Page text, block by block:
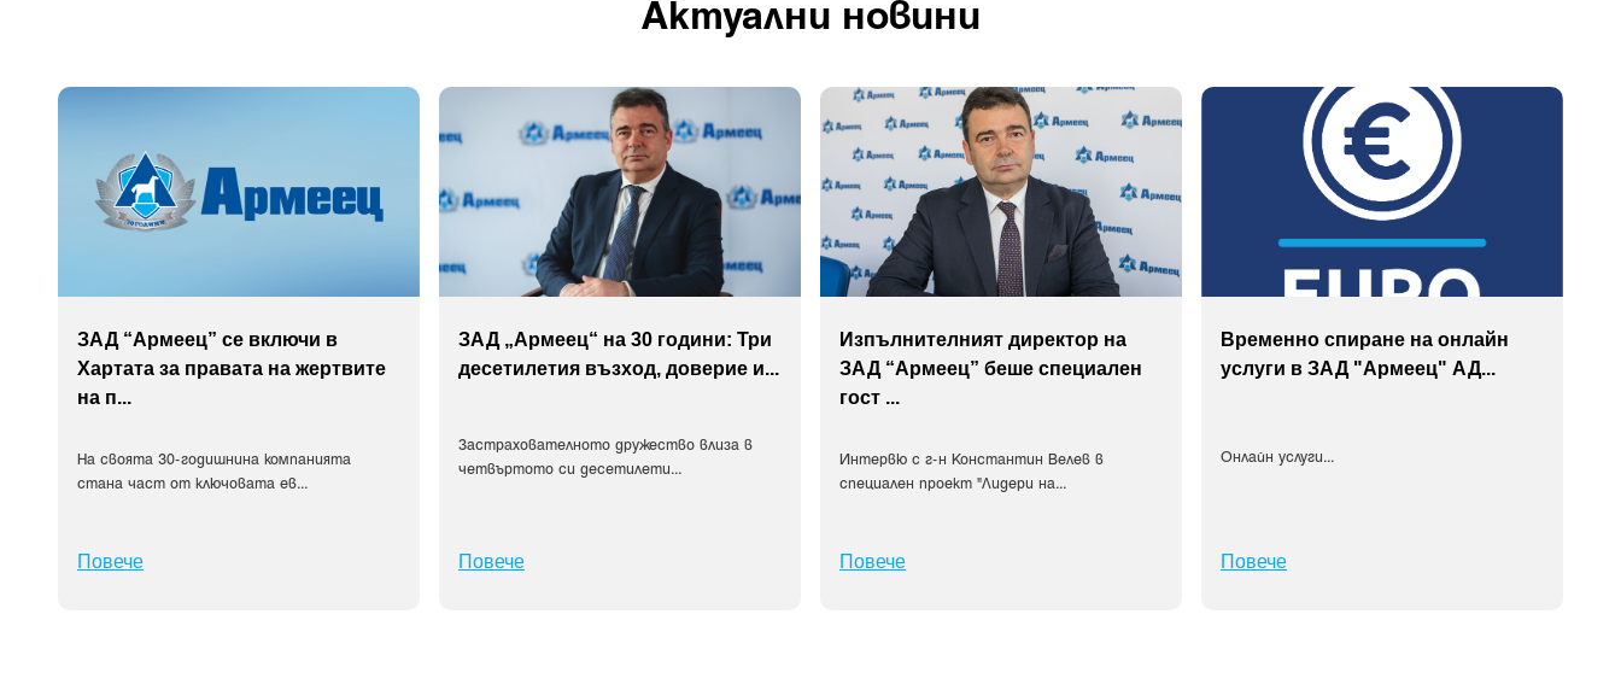
Актуални новини
ЗАД “Армеец” се включи в
Хартата за правата на жертвите
на п...
На своята 30-годишнина компанията
стана част от ключовата ев...
Повече
ЗАД „Армеец“ на 30 години: Три
десетилетия възход, доверие и...
Застрахователното дружество влиза в
четвъртото си десетилети...
Повече
Изпълнителният директор на
ЗАД “Армеец” беше специален
гост ...
Интервю с г-н Константин Велев в
специален проект "Лидери на...
Повече
Временно спиране на онлайн
услуги в ЗАД "Армеец" АД...
Онлайн услуги...
Повече